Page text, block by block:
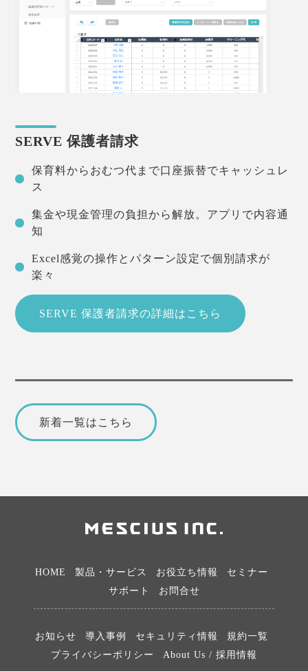
SERVE 保護者請求
保育料からおむつ代まで口座振替でキャッシュレ
ス
集金や現金管理の負担から解放。アプリで内容通
知
Excel感覚の操作とパターン設定で個別請求が
楽々
SERVE 保護者請求の詳細はこちら
新着一覧はこちら
HOME 製品・サービス お役立ち情報
セミナー
サポート
お問合せ
お知らせ 導入事例 セキュリティ情報
規約一覧
プライバシーポリシー
About Us / 採用情報